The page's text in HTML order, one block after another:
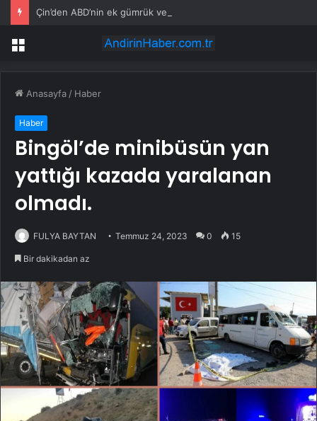
Çin’den ABD’nin ek gümrük vergilerine tepki
Menü
Anasayfa / Haber
Haber
Bingöl’de minibüsün yan
yattığı kazada yaralanan
olmadı.
FULYA BAYTAN Temmuz 24, 2023 0 15
Bir dakikadan az